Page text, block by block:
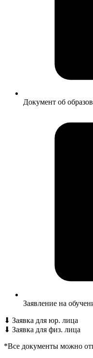
Документ об
Заявление на
⬇ Заявка для юр. лица
⬇ Заявка для физ. лица
*Все документы можно